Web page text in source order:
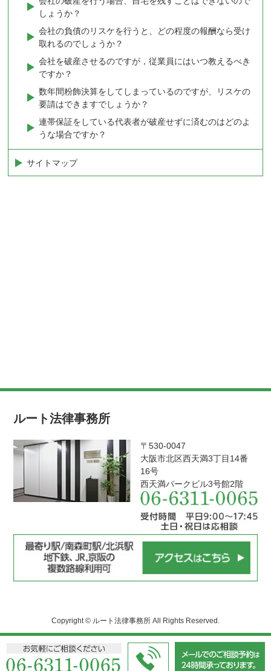
しょうか？
会社の負債のリスケを行うと、どの程度の報酬なら受け
取れるのでしょうか？
会社を破産させるのですが，従業員にはいつ教えるべき
ですか？
数年間粉飾決算をしてしまっているのですが、リスケの
要請はできますでしょうか？
連帯保証をしている代表者が破産せずに済むのはどのよ
うな場合ですか？
サイトマップ
ルート法律事務所
〒530-0047
大阪市北区西天満3丁目14番
16号
西天満パークビル3号館2階
Copyright © ルート法律事務所 All Rights Reserved.